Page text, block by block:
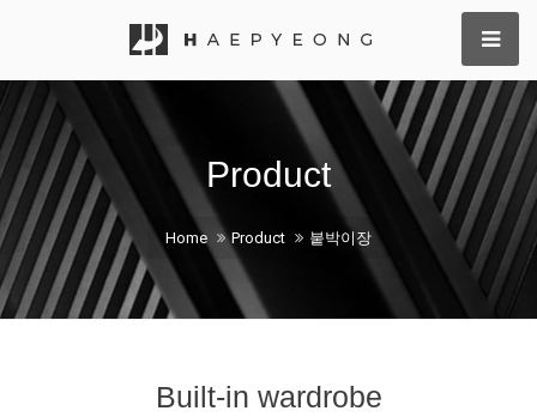
Product
Home Product 붙박이장
Built-in wardrobe